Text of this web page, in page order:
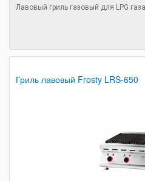
Лавовый гриль газовый для LPG
Гриль лавовый Frosty LRS-650